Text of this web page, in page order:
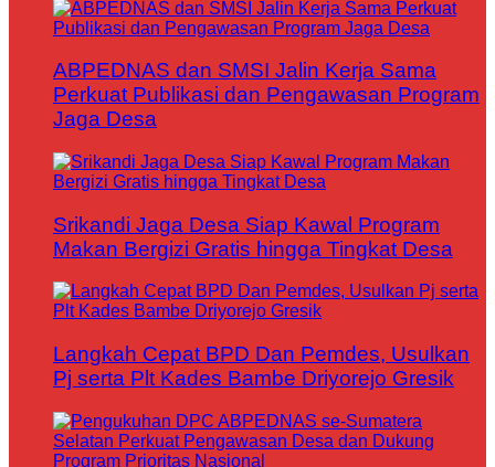
ABPEDNAS dan SMSI Jalin Kerja Sama
Perkuat Publikasi dan Pengawasan Program
Jaga Desa
Srikandi Jaga Desa Siap Kawal Program
Makan Bergizi Gratis hingga Tingkat Desa
Langkah Cepat BPD Dan Pemdes, Usulkan
Pj serta Plt Kades Bambe Driyorejo Gresik